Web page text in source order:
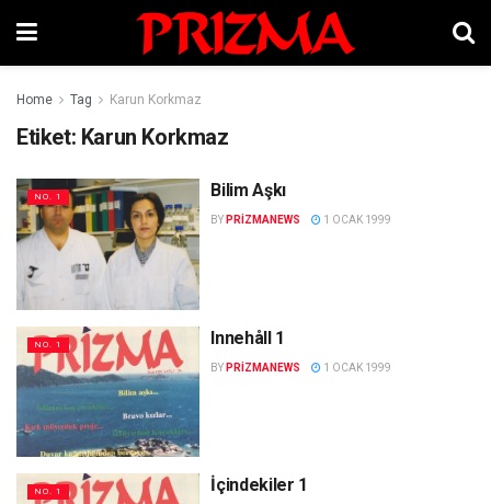
Home Tag Karun Korkmaz
Etiket: Karun Korkmaz
NO. 1 Bilim Aşkı
BY PRIZMANEWS 1 OCAK 1999
NO. 1 Innehåll 1
BY PRIZMANEWS 1 OCAK 1999
NO. 1 İçindekiler 1